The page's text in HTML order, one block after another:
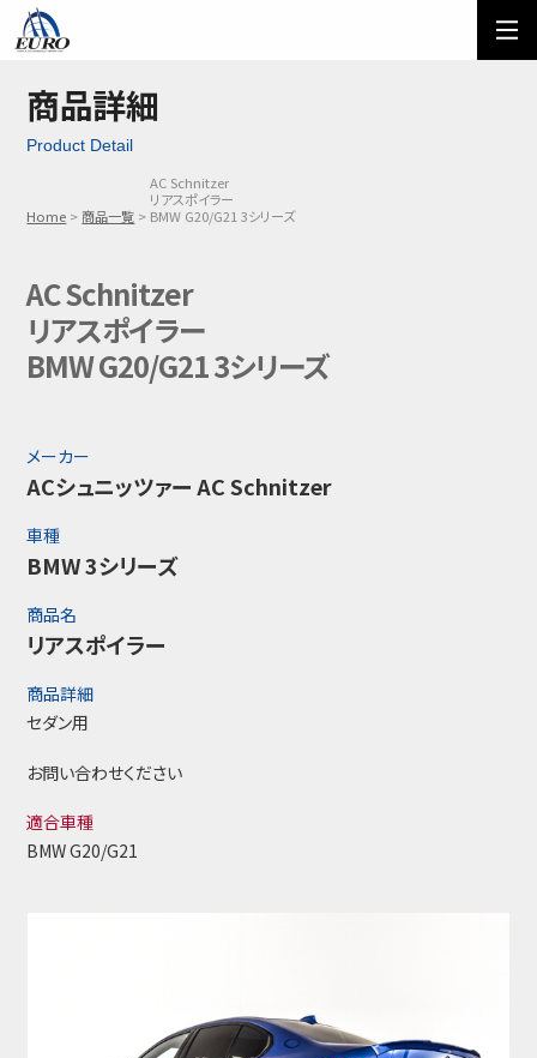
ご利用方法
メール問い合わせ
03-5674-7742
商品詳細
Product Detail
Home 商品一覧
AC Schnitzer
リアスポイラー
BMW G20/G21 3シリーズ
AC Schnitzer
リアスポイラー
BMW G20/G21 3シリーズ
メーカー
ACシュニッツァー AC Schnitzer
車種
BMW 3シリーズ
商品名
リアスポイラー
商品詳細
セダン用
お問い合わせください
適合車種
BMW G20/G21